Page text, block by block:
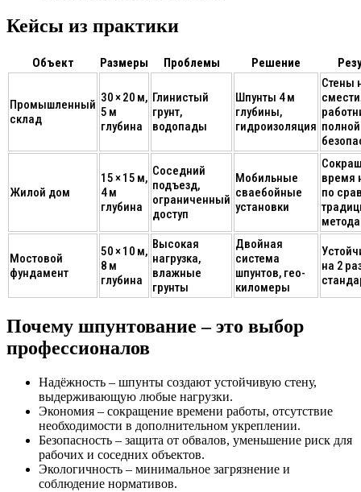
Кейсы из практики
Объект Размеры Проблемы Решение
Промышленный
склад
30 × 20 м,
5 м
глубина
Глинистый
грунт,
водопады
Шпунты 4 м
глубины,
гидроизоляция
Стены
полной
Жилой дом
15 × 15 м,
4 м
глубина
Соседний
подъезд,
ограниченный
доступ
Мобильные
сваебойные
установки
время
по
Мостовой
фундамент
50 × 10 м,
8 м
глубина
Высокая
нагрузка,
влажные
грунты
Двойная
система
шпунтов, гео-
киломеры
на 2
Почему шпунтование – это выбор
профессионалов
Надёжность – шпунты создают устойчивую стену,
выдерживающую любые нагрузки.
Экономия – сокращение времени работы, отсутствие
необходимости в дополнительном укреплении.
Безопасность – защита от обвалов, уменьшение риск для
рабочих и соседних объектов.
Экологичность – минимальное загрязнение и
соблюдение нормативов.